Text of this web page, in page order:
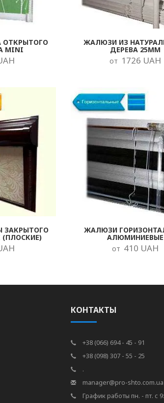
ОТКРЫТОГО
MINI
ЖАЛЮЗИ ИЗ
ДЕРЕВА 25ММ
от 1726 UAH
ЗАКРЫТОГО
(ПЛОСКИЕ)
ЖАЛЮЗИ
АЛЮМИНИЕВЫЕ
от 410 UAH
КОНТАКТЫ
+38 (066) 694 - 45 - 91
+38 (098) 307 - 55 - 25
.
manager@pro-shto.com.ua
График работы пн. - пт. с